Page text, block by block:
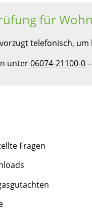
für
telefonisch,
unter06074-21100-0
Fragen